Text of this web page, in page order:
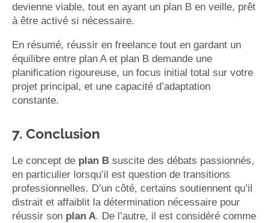
devienne viable, tout en ayant un plan B en veille, prêt
à être activé si nécessaire.
En résumé, réussir en freelance tout en gardant un
équilibre entre plan A et plan B demande une
planification rigoureuse, un focus initial total sur votre
projet principal, et une capacité d’adaptation
constante.
7. Conclusion
Le concept de plan B suscite des débats passionnés,
en particulier lorsqu’il est question de transitions
professionnelles. D’un côté, certains soutiennent qu’il
distrait et affaiblit la détermination nécessaire pour
réussir son plan A. De l’autre, il est considéré comme